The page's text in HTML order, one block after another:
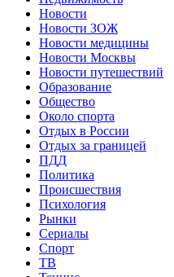
Новости
Новости ЗОЖ
Новости медицины
Новости Москвы
Новости путешествий
Образование
Общество
Около спорта
Отдых в России
Отдых за границей
ПДД
Политика
Происшествия
Психология
Рынки
Сериалы
Спорт
ТВ